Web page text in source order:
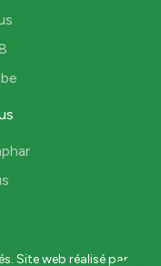
Site web réalisé par